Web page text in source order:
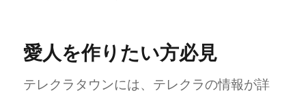
ー
愛人を作りたい方必見
テレクラタウンには、テレクラの情報が詳